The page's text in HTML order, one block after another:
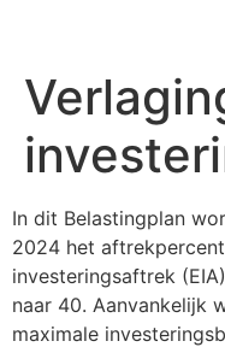
In dit Belastingplan
2024 het
investeringsaftrek
naar 40. Aanvankelijk
maximale